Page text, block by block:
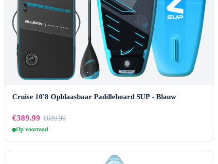
Cruise 10'8 Opblaasbaar Paddleboard SUP - Blauw
€389.99 €689.99
Op voorraad